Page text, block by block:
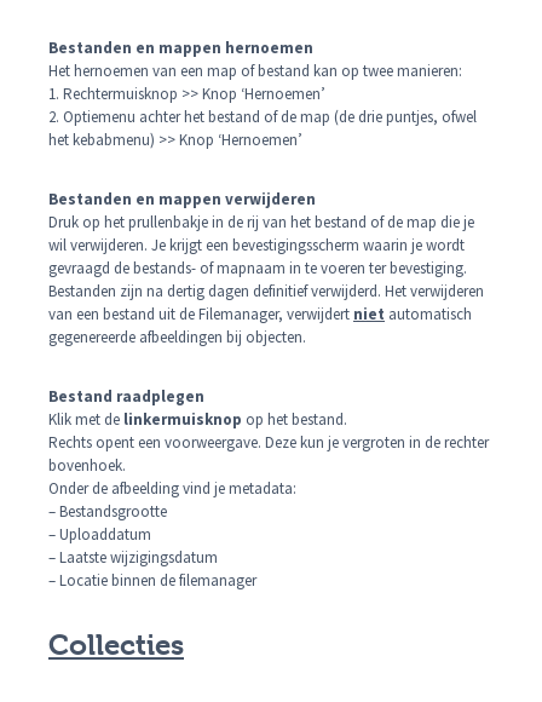
Bestanden en mappen hernoemen
Het hernoemen van een map of bestand kan op twee manieren:
1. Rechtermuisknop >> Knop ‘Hernoemen’
2. Optiemenu achter het bestand of de map (de drie puntjes, ofwel
het kebabmenu) >> Knop ‘Hernoemen’
Bestanden en mappen verwijderen
Druk op het prullenbakje in de rij van het bestand of de map die je
wil verwijderen. Je krijgt een bevestigingsscherm waarin je wordt
gevraagd de bestands- of mapnaam in te voeren ter bevestiging.
Bestanden zijn na dertig dagen definitief verwijderd. Het verwijderen
van een bestand uit de Filemanager, verwijdert niet automatisch
gegenereerde afbeeldingen bij objecten.
Bestand raadplegen
Klik met de linkermuisknop op het bestand.
Rechts opent een voorweergave. Deze kun je vergroten in de rechter
bovenhoek.
Onder de afbeelding vind je metadata:
– Bestandsgrootte
– Uploaddatum
– Laatste wijzigingsdatum
– Locatie binnen de filemanager
Collecties